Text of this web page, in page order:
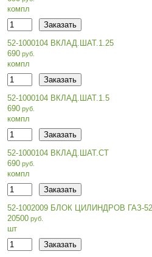
компл
52-1000104 ВКЛАД.ШАТ.1.25
690
компл
52-1000104 ВКЛАД.ШАТ.1.5
690
компл
52-1000104 ВКЛАД.ШАТ.СТ
690
компл
52-1002009 БЛОК ЦИЛИНДРОВ ГАЗ-52
20500
шт